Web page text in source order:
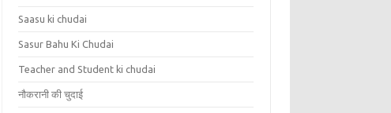
Saasu ki chudai
Sasur Bahu Ki Chudai
Teacher and Student ki chudai
नौकरानी की चुदाई